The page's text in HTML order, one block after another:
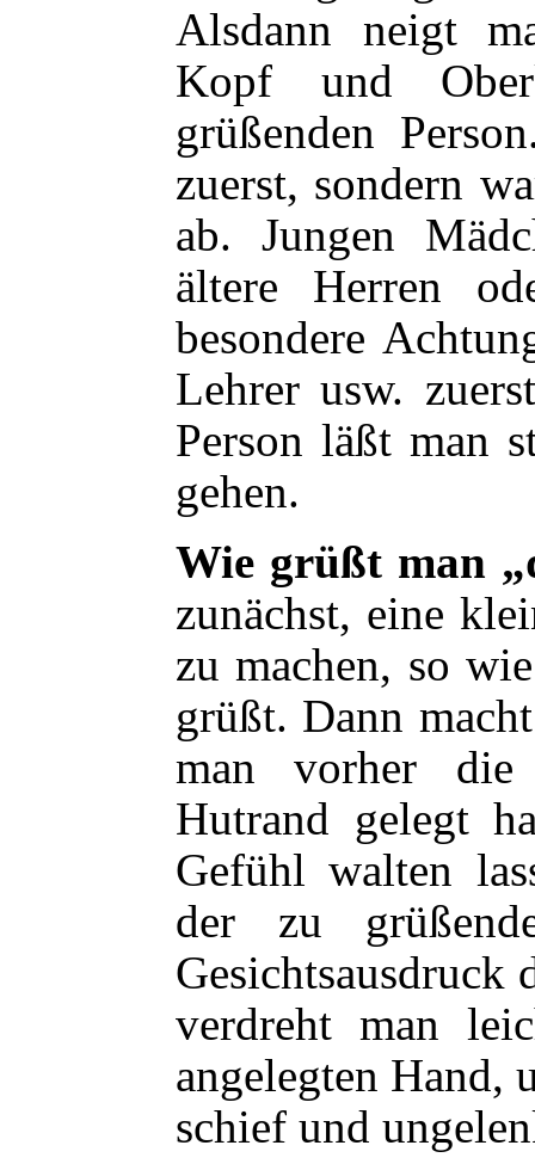
Alsdann neigt
Kopf und
grüßenden
zuerst, sondern
ab. Jungen
ältere Herren
besondere
Lehrer usw.
Person läßt man
gehen.
Wie grüßt man
zunächst, eine
zu machen, so
grüßt. Dann
man vorher
Hutrand gelegt
Gefühl walten
der zu
Gesichtsausdruck
verdreht man
angelegten Hand,
schief und